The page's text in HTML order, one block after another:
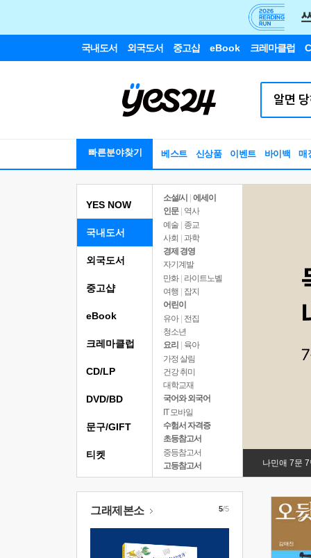
국내도서 외국도서 중고샵 eBook 크레마클럽
빠른분야찾기 베스트 신상품 이벤트 바이백 매
YES NOW
국내도서
소설/시
에세이
인문
역사
예술 | 종교
사회 | 과학
경제 경영
자기계발
만화 | 라이트노벨
여행
잡지
어린이
유아 | 전집
청소년
요리
육아
가정 살림
건강 취미
대학교재
국어와 외국어
IT 모바일
수험서 자격증
초등참고서
중등참고서
고등참고서
나민애 7문
외국도서
중고샵
eBook
크레마클럽
CD/LP
DVD/BD
문구/GIFT
티켓
그래제본소 5/5